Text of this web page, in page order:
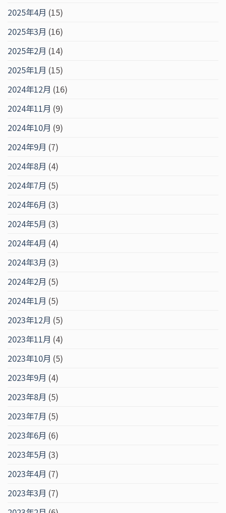
2025年4月 (15)
2025年3月 (16)
2025年2月 (14)
2025年1月 (15)
2024年12月 (16)
2024年11月 (9)
2024年10月 (9)
2024年9月 (7)
2024年8月 (4)
2024年7月 (5)
2024年6月 (3)
2024年5月 (3)
2024年4月 (4)
2024年3月 (3)
2024年2月 (5)
2024年1月 (5)
2023年12月 (5)
2023年11月 (4)
2023年10月 (5)
2023年9月 (4)
2023年8月 (5)
2023年7月 (5)
2023年6月 (6)
2023年5月 (3)
2023年4月 (7)
2023年3月 (7)